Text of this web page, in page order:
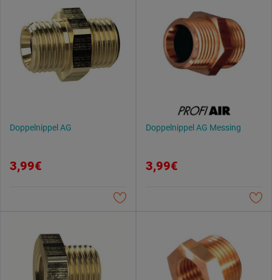
Doppelnippel AG
3,99€
Doppelnippel AG Messing
3,99€